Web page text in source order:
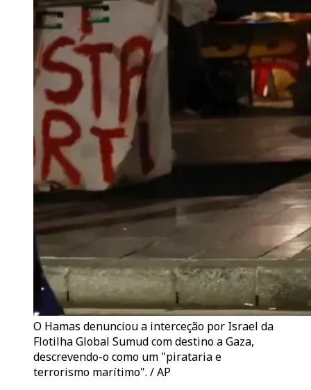
O Hamas denunciou a interceção por Israel da
Flotilha Global Sumud com destino a Gaza,
descrevendo-o como um "pirataria e
terrorismo marítimo". / AP